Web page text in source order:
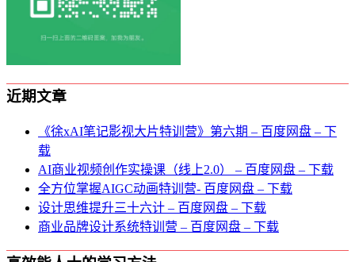
近期文章
《徐xAI笔记影视大片特训营》第六期 – 百度网盘 – 下
载
AI商业视频创作实操课（线上2.0） – 百度网盘 – 下载
全方位掌握AIGC动画特训营- 百度网盘 – 下载
设计思维提升三十六计 – 百度网盘 – 下载
商业品牌设计系统特训营 – 百度网盘 – 下载